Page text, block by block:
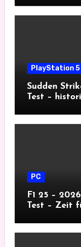
PlayStation 5
Sudden
Test –
PC
F1 25 –
Test – Zeit